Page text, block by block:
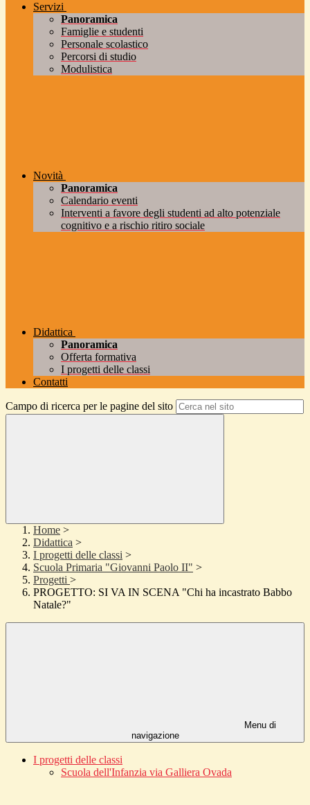
Servizi
Panoramica
Famiglie e studenti
Personale scolastico
Percorsi di studio
Modulistica
Novità
Panoramica
Calendario eventi
Interventi a favore degli studenti ad alto potenziale
cognitivo e a rischio ritiro sociale
Didattica
Panoramica
Offerta formativa
I progetti delle classi
Contatti
Campo di ricerca per le pagine del sito
Home >
Didattica >
I progetti delle classi >
Scuola Primaria "Giovanni Paolo II" >
Progetti >
PROGETTO: SI VA IN SCENA "Chi ha incastrato Babbo
Natale?"
Menu di
navigazione
I progetti delle classi
Scuola dell'Infanzia via Galliera Ovada